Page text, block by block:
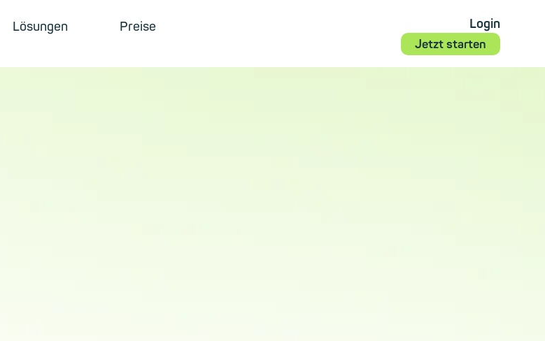
Lösungen
Preise
Login
Jetzt starten